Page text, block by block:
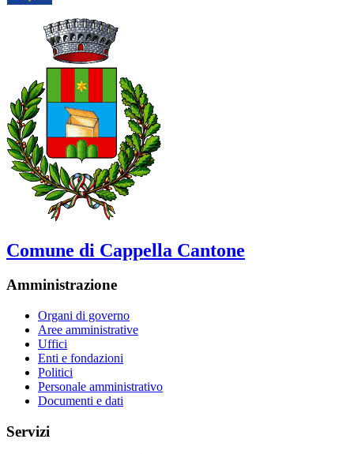
Comune di Cappella Cantone
Amministrazione
Organi di governo
Aree amministrative
Uffici
Enti e fondazioni
Politici
Personale amministrativo
Documenti e dati
Servizi